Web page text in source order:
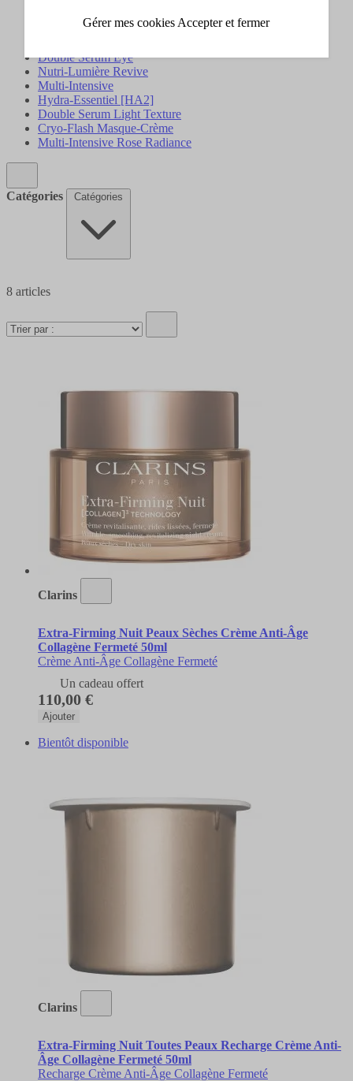
Extra-Firming Energy
Vous Avant Tout
Double Serum Eye
Nutri-Lumière Revive
Multi-Intensive
Hydra-Essentiel [HA2]
Double Serum Light Texture
Cryo-Flash Masque-Crème
Multi-Intensive Rose Radiance
Catégories Catégories
8 articles
Clarins
Extra-Firming Nuit Peaux Sèches Crème Anti-Âge
Collagène Fermeté 50ml
Crème Anti-Âge Collagène Fermeté
Un cadeau offert
110,00 €
Ajouter
Bientôt disponible
Clarins
Extra-Firming Nuit Toutes Peaux Recharge Crème Anti-
Âge Collagène Fermeté 50ml
Recharge Crème Anti-Âge Collagène Fermeté
Gérer mes cookies Accepter et fermer